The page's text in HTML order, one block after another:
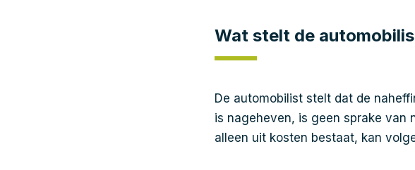
Wat stelt de
De automobilist stelt dat de
is nageheven, is geen sprake van
alleen uit kosten bestaat, kan